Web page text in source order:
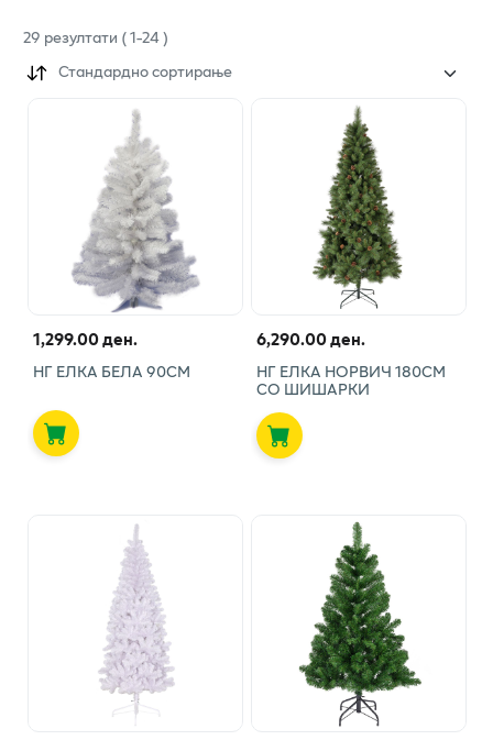
29 резултати (1-24)
Стандардно сортирање
1,299.00 ден.
НГ ЕЛКА БЕЛА 90СМ
6,290.00 ден.
НГ ЕЛКА НОРВИЧ 180СМ
СО ШИШАРКИ